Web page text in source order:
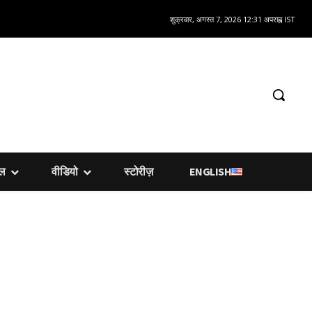
शुक्रवार, अगस्त 7, 2026 12:31 अपराह्न IST
वीडियो स्टोरीज़ ENGLISH